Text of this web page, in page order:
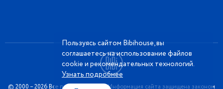
© 2000 – 2026 Все права защищены. Информация сайта защищена законом
Пользуясь сайтом Bibihouse, вы
соглашаетесь на использование файлов
cookie и рекомендательных технологий.
Узнать подробнее